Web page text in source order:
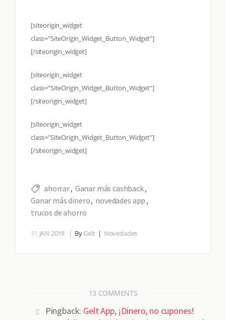
[siteorigin_widget
class=”SiteOrigin_Widget_Button_Widget”]
[/siteorigin_widget]
[siteorigin_widget
class=”SiteOrigin_Widget_Button_Widget”]
[/siteorigin_widget]
[siteorigin_widget
class=”SiteOrigin_Widget_Button_Widget”]
[/siteorigin_widget]
ahorrar Ganar más cashback
Ganar más dinero novedades app
trucos de ahorro
31 JAN 2018 ByGelt Novedades
13 COMMENTS
Pingback: Gelt App, ¡Dinero, no cupones!